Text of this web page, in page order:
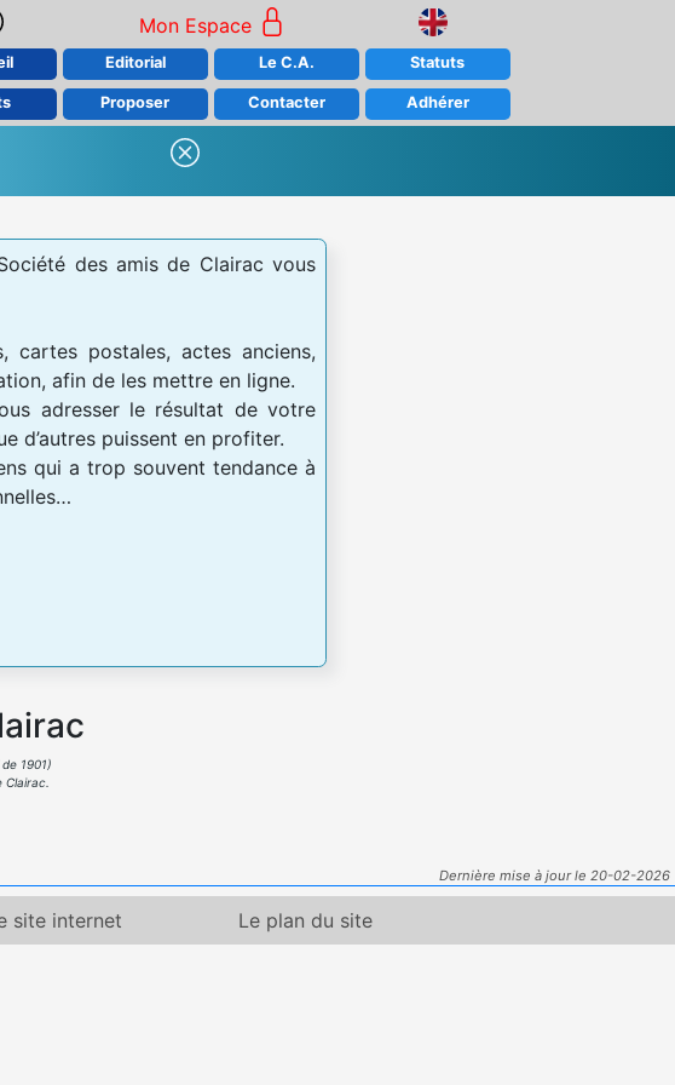
Mon Espace
Editorial Le C.A. Statuts
Proposer Contacter Adhérer
des amis de Clairac vous
cartes postales, actes anciens,
afin de les mettre en ligne.
adresser le résultat de votre
d’autres puissent en profiter.
qui a trop souvent tendance à
1901)
Dernière mise à jour le 20-02-2026
site internet Le plan du site